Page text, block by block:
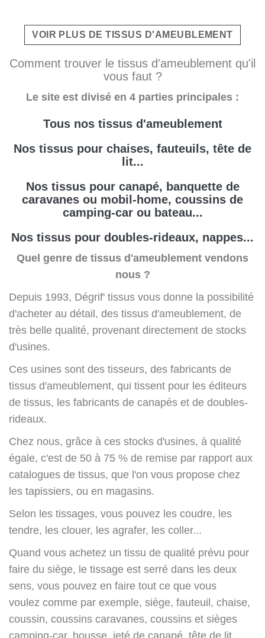
VOIR PLUS DE TISSUS D'AMEUBLEMENT
Comment trouver le tissus d'ameublement qu'il
vous faut ?
Le site est divisé en 4 parties principales :
Tous nos tissus d'ameublement
Nos tissus pour chaises, fauteuils, tête de
lit...
Nos tissus pour canapé, banquette de
caravanes ou mobil-home, coussins de
camping-car ou bateau...
Nos tissus pour doubles-rideaux, nappes...
Quel genre de tissus d'ameublement vendons
nous ?
Depuis 1993, Dégrif' tissus vous donne la possibilité
d'acheter au détail, des tissus d'ameublement, de
très belle qualité, provenant directement de stocks
d'usines.
Ces usines sont des tisseurs, des fabricants de
tissus d'ameublement, qui tissent pour les éditeurs
de tissus, les fabricants de canapés et de doubles-
rideaux.
Chez nous, grâce à ces stocks d'usines, à qualité
égale, c'est de 50 à 75 % de remise par rapport aux
catalogues de tissus, que l'on vous propose chez
les tapissiers, ou en magasins.
Selon les tissages, vous pouvez les coudre, les
tendre, les clouer, les agrafer, les coller...
Quand vous achetez un tissu de qualité prévu pour
faire du siège, le tissage est serré dans les deux
sens, vous pouvez en faire tout ce que vous
voulez comme par exemple, siège, fauteuil, chaise,
coussin, coussins caravanes, coussins et sièges
camping-car, housse, jeté de canapé, tête de lit,